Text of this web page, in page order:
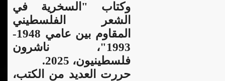
وكتاب "السخرية في
الشعر الفلسطيني
المقاوم بين عامي 1948-
1993"، ناشرون
فلسطينيون، 2025.
حررت العديد من الكتب،